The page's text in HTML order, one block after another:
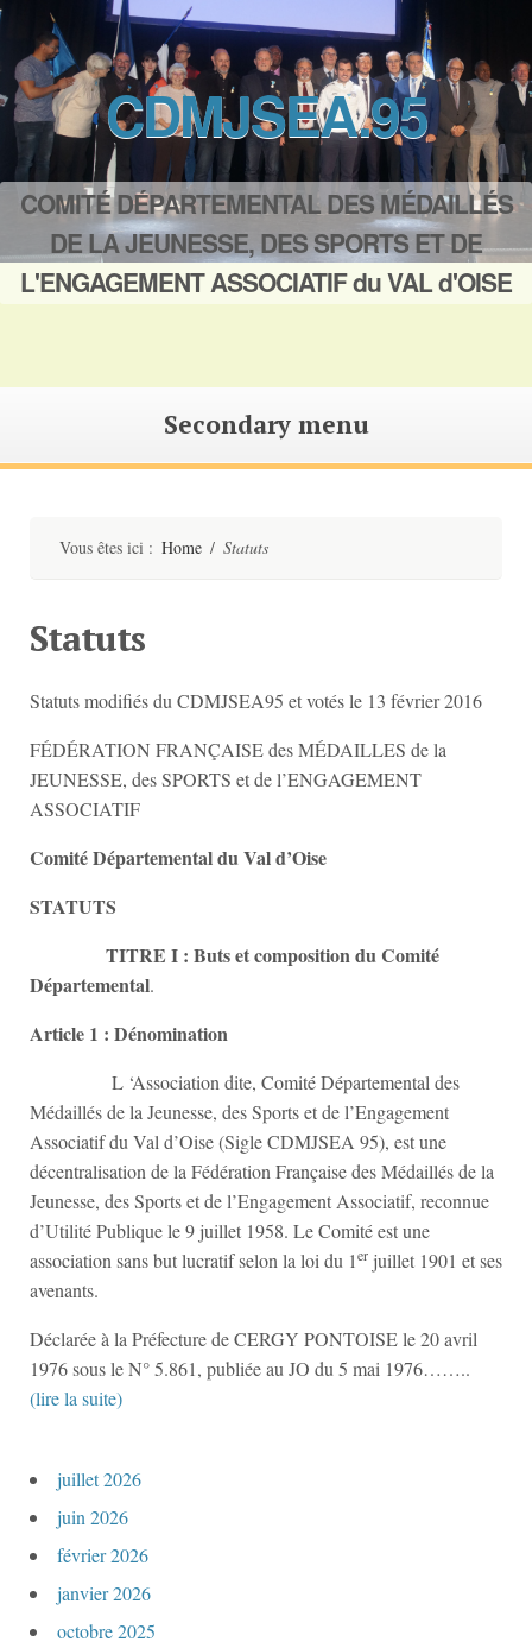
CDMJSEA.95
COMITÉ DÉPARTEMENTAL DES MÉDAILLÉS
DE LA JEUNESSE, DES SPORTS ET DE
L'ENGAGEMENT ASSOCIATIF du VAL d'OISE
Secondary menu
Vous êtes ici : Home / Statuts
Statuts
Statuts modifiés du CDMJSEA95 et votés le 13 février 2016
FÉDÉRATION FRANÇAISE des MÉDAILLES de la
JEUNESSE, des SPORTS et de l’ENGAGEMENT
ASSOCIATIF
Comité Départemental du Val d’Oise
STATUTS
TITRE I : Buts et composition du Comité
Départemental.
Article 1 : Dénomination
L ‘Association dite, Comité Départemental des
Médaillés de la Jeunesse, des Sports et de l’Engagement
Associatif du Val d’Oise (Sigle CDMJSEA 95), est une
décentralisation de la Fédération Française des Médaillés de la
Jeunesse, des Sports et de l’Engagement Associatif, reconnue
d’Utilité Publique le 9 juillet 1958. Le Comité est une
association sans but lucratif selon la loi du 1er juillet 1901 et ses
avenants.
Déclarée à la Préfecture de CERGY PONTOISE le 20 avril
1976 sous le N° 5.861, publiée au JO du 5 mai 1976……..
(lire la suite)
juillet 2026
juin 2026
février 2026
janvier 2026
octobre 2025